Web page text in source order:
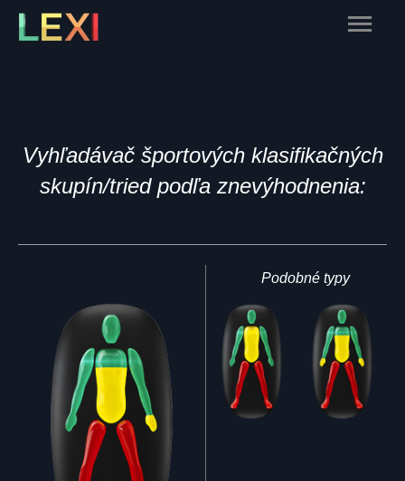
Skip
Main
Vyhľadávač športových klasifikačných
skupín/tried podľa znevýhodnenia:
Podobné typy